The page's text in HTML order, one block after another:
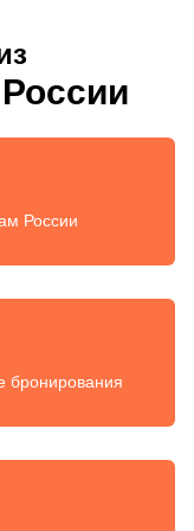
России
бронирования